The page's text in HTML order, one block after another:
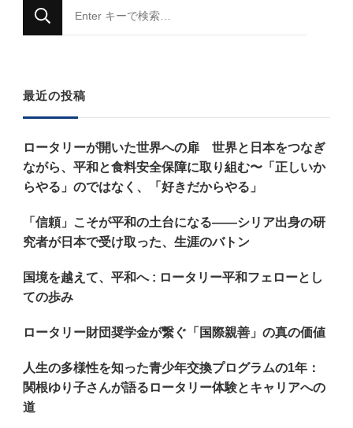
に
探
で
す
?
最近の投稿
ロータリーが開いた世界への扉 世界と日本をつなぎ
ながら、平和と食料安全保障に取り組む〜「正しいか
らやる」のではなく、「好きだからやる」
「信頼」こそが平和の土台になる——シリア出身の研
究者が日本で受け取った、生涯のバトン
国境を越えて、平和へ : ロータリー平和フェローとし
ての歩み
ロータリー財団奨学金が繋ぐ「国際親善」の真の価値
人生の多様性を知った青少年交換プログラムの1年：
関根ゆり子さんが語るロータリー体験とキャリアへの
道